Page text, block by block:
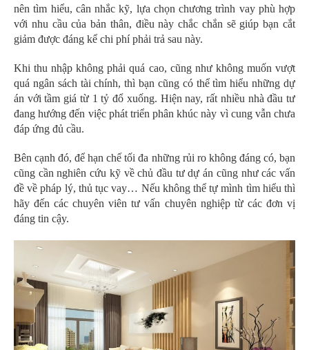
nên tìm hiểu, cân nhắc kỹ, lựa chọn chương trình vay phù hợp
với nhu cầu của bản thân, điều này chắc chắn sẽ giúp bạn cắt
giảm được đáng kể chi phí phải trả sau này.
Khi thu nhập không phải quá cao, cũng như không muốn vượt
quá ngân sách tài chính, thì bạn cũng có thể tìm hiểu những dự
án với tầm giá từ 1 tỷ đổ xuống. Hiện nay, rất nhiều nhà đầu tư
đang hướng đến việc phát triển phân khúc này vì cung vẫn chưa
đáp ứng đủ cầu.
Bên cạnh đó, để hạn chế tối đa những rủi ro không đáng có, bạn
cũng cần nghiên cứu kỹ về chủ đầu tư dự án cũng như các vấn
đề về pháp lý, thủ tục vay… Nếu không thể tự mình tìm hiểu thì
hãy đến các chuyên viên tư vấn chuyên nghiệp từ các đơn vị
đáng tin cậy.